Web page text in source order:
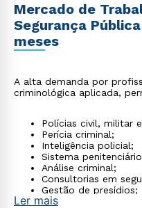
Mercado de
Segurança
meses
A alta demanda por
criminológica aplicada,
Polícias civil, militar
Perícia criminal;
Inteligência policial;
Sistema
Análise criminal;
Consultorias em
Gestão de presídios;
Programas de
Ler mais